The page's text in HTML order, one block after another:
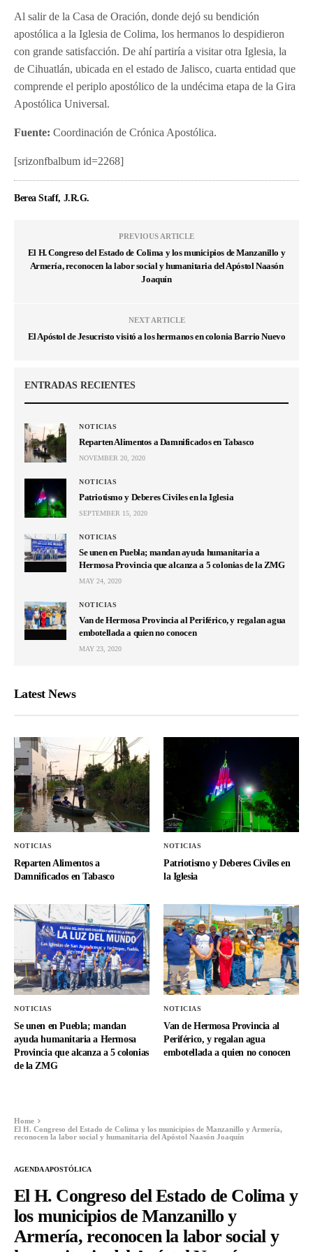
Al salir de la Casa de Oración, donde dejó su bendición
apostólica a la Iglesia de Colima, los hermanos lo despidieron
con grande satisfacción. De ahí partiría a visitar otra Iglesia, la
de Cihuatlán, ubicada en el estado de Jalisco, cuarta entidad que
comprende el periplo apostólico de la undécima etapa de la Gira
Apostólica Universal.
Fuente:Coordinación de Crónica Apostólica.
[srizonfbalbum id=2268]
Berea Staff, J.R.G.
PREVIOUS ARTICLE
El H. Congreso del Estado de Colima y los municipios de Manzanillo y
Armería, reconocen la labor social y humanitaria del Apóstol Naasón
Joaquín
NEXT ARTICLE
El Apóstol de Jesucristo visitó a los hermanos en colonia Barrio Nuevo
ENTRADAS RECIENTES
NOTICIAS
Reparten Alimentos a Damnificados en Tabasco
NOVEMBER 20, 2020
NOTICIAS
Patriotismo y Deberes Civiles en la Iglesia
SEPTEMBER 15, 2020
NOTICIAS
Se unen en Puebla; mandan ayuda humanitaria a
Hermosa Provincia que alcanza a 5 colonias de la ZMG
MAY 24, 2020
NOTICIAS
Van de Hermosa Provincia al Periférico, y regalan agua
embotellada a quien no conocen
MAY 23, 2020
Latest News
NOTICIAS
Reparten Alimentos a
Damnificados en Tabasco
NOTICIAS
Patriotismo y Deberes Civiles en
la Iglesia
NOTICIAS
Se unen en Puebla; mandan
ayuda humanitaria a Hermosa
Provincia que alcanza a 5 colonias
de la ZMG
NOTICIAS
Van de Hermosa Provincia al
Periférico, y regalan agua
embotellada a quien no conocen
Home
El H. Congreso del Estado de Colima y los municipios de Manzanillo y Armería,
reconocen la labor social y humanitaria del Apóstol Naasón Joaquín
AGENDA APOSTÓLICA
El H. Congreso del Estado de Colima y
los municipios de Manzanillo y
Armería, reconocen la labor social y